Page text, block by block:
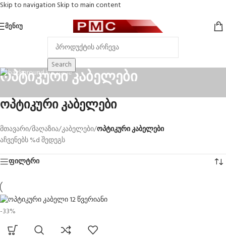
Skip to navigation Skip to main content
ᲛᲔᲜᲘᲣ
Search
ოპტიკური კაბელები
ოპტიკური კაბელები
მთავარი/მაღაზია/კაბელები/ოპტიკური კაბელები
აჩვენებს %d შედეგს
ფილტრი
-33%